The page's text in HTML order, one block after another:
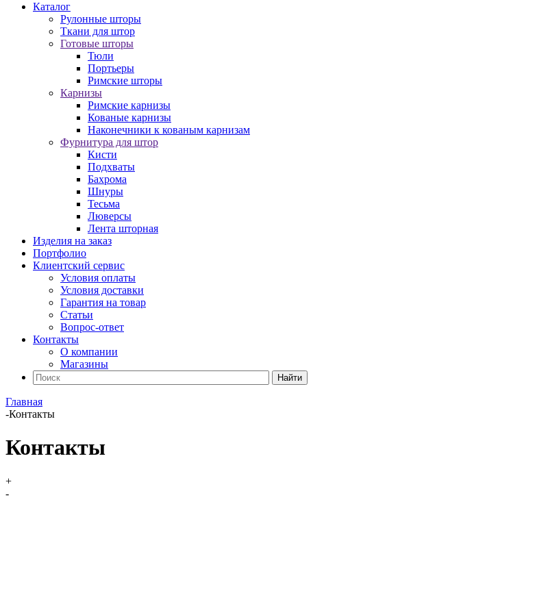
Каталог
Рулонные шторы
Ткани для штор
Готовые шторы
Тюли
Портьеры
Римские шторы
Карнизы
Римские карнизы
Кованые карнизы
Наконечники к кованым карнизам
Фурнитура для штор
Кисти
Подхваты
Бахрома
Шнуры
Тесьма
Люверсы
Лента шторная
Изделия на заказ
Портфолио
Клиентский сервис
Условия оплаты
Условия доставки
Гарантия на товар
Статьи
Вопрос-ответ
Контакты
О компании
Магазины
Найти
Главная
-Контакты
Контакты
+
-